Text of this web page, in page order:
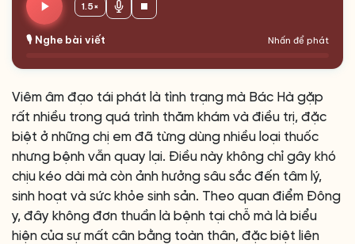
🎙️ Nghe bài viết Nhấn để phát
1.5×
Viêm âm đạo tái phát là tình trạng mà Bác Hà gặp
rất nhiều trong quá trình thăm khám và điều trị, đặc
biệt ở những chị em đã từng dùng nhiều loại thuốc
nhưng bệnh vẫn quay lại. Điều này không chỉ gây khó
chịu kéo dài mà còn ảnh hưởng sâu sắc đến tâm lý,
sinh hoạt và sức khỏe sinh sản. Theo quan điểm Đông
y, đây không đơn thuần là bệnh tại chỗ mà là biểu
hiện của sự mất cân bằng toàn thân, đặc biệt liên